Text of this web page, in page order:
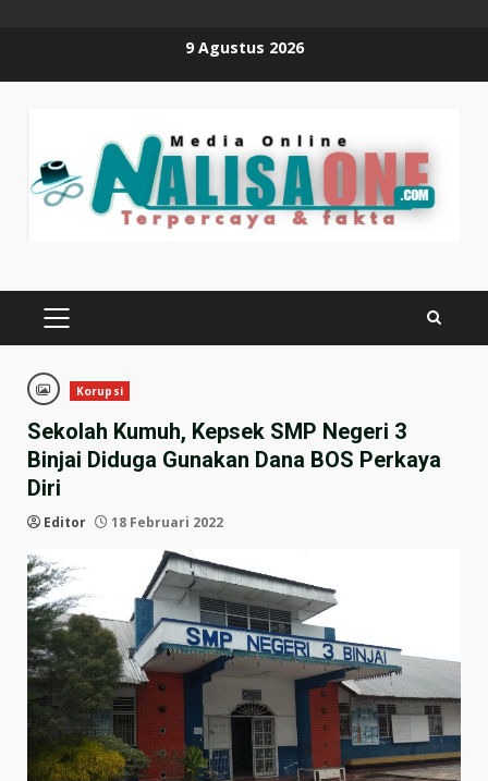
9 Agustus 2026
PRIMARY
Korupsi
Sekolah Kumuh, Kepsek SMP Negeri 3
Binjai Diduga Gunakan Dana BOS Perkaya
Diri
Editor 18 Februari 2022